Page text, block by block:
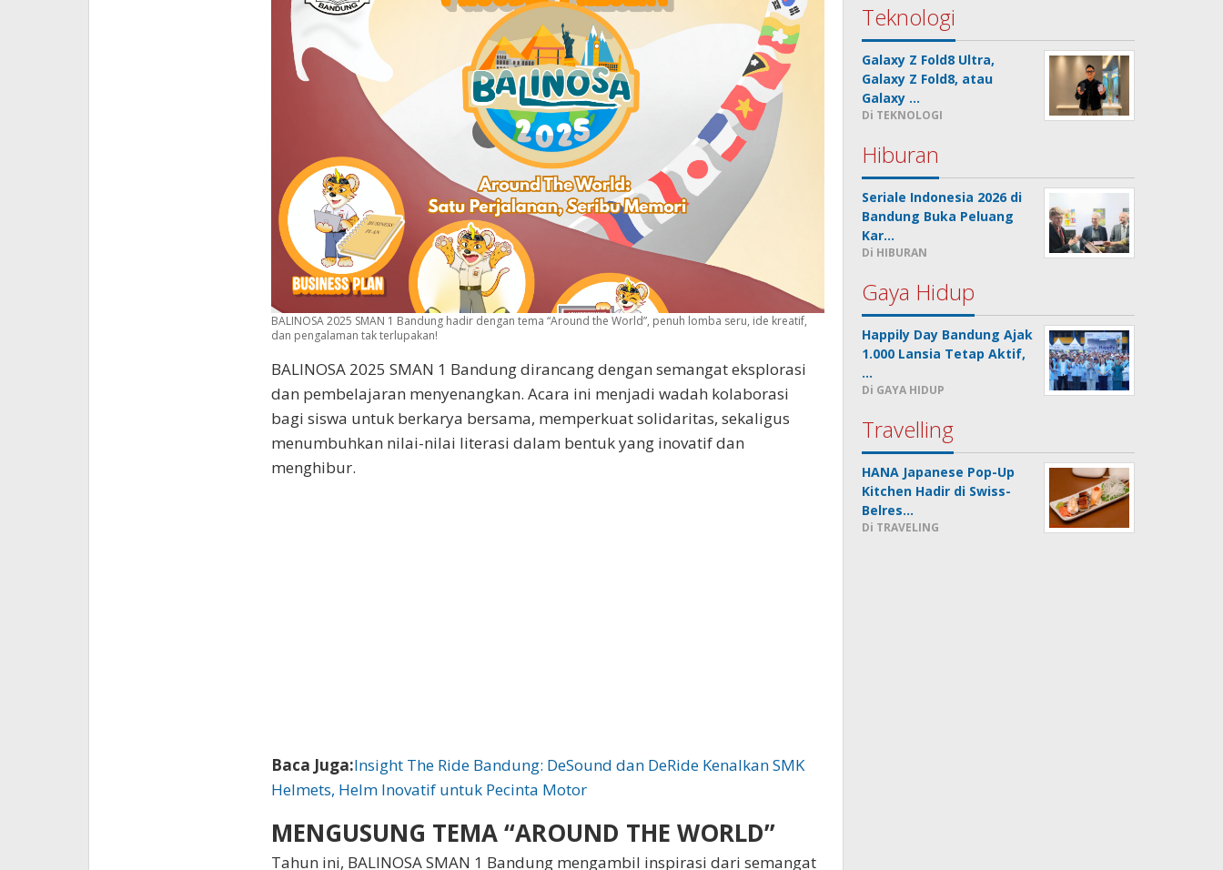
BALINOSA 2025 SMAN 1 Bandung hadir dengan tema “Around the World”, penuh lomba seru, ide kreatif,
dan pengalaman tak terlupakan!
BALINOSA 2025 SMAN 1 Bandung dirancang dengan semangat eksplorasi
dan pembelajaran menyenangkan. Acara ini menjadi wadah kolaborasi
bagi siswa untuk berkarya bersama, memperkuat solidaritas, sekaligus
menumbuhkan nilai-nilai literasi dalam bentuk yang inovatif dan
menghibur.
Baca Juga:Insight The Ride Bandung: DeSound dan DeRide Kenalkan SMK
Helmets, Helm Inovatif untuk Pecinta Motor
MENGUSUNG TEMA “AROUND THE WORLD”
Tahun ini, BALINOSA SMAN 1 Bandung mengambil inspirasi dari semangat
Teknologi
Galaxy Z Fold8 Ultra,
Galaxy Z Fold8, atau
Galaxy …
Di TEKNOLOGI
Hiburan
Seriale Indonesia 2026 di
Bandung Buka Peluang
Kar…
Di HIBURAN
Gaya Hidup
Happily Day Bandung Ajak
1.000 Lansia Tetap Aktif,
…
Di GAYA HIDUP
Travelling
HANA Japanese Pop-Up
Kitchen Hadir di Swiss-
Belres…
Di TRAVELING